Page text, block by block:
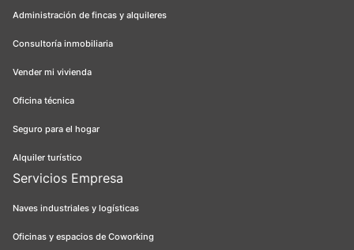
Administración de fincas y alquileres
Consultoría inmobiliaria
Vender mi vivienda
Oficina técnica
Seguro para el hogar
Alquiler turístico
Servicios Empresa
Naves industriales y logísticas
Oficinas y espacios de Coworking